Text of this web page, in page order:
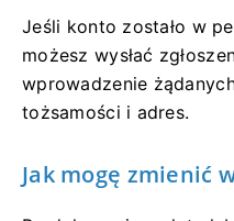
Jeśli konto zostało w
możesz wysłać
wprowadzenie
tożsamości i adres.
Jak mogę zmienić